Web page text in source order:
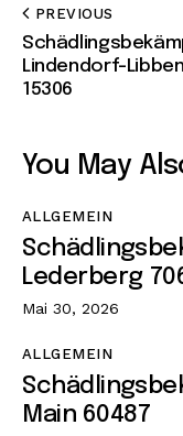
PREVIOUS
Lindendorf-
15306
You May
ALLGEMEIN
Lederberg
Mai 30, 2026
ALLGEMEIN
Main 60487